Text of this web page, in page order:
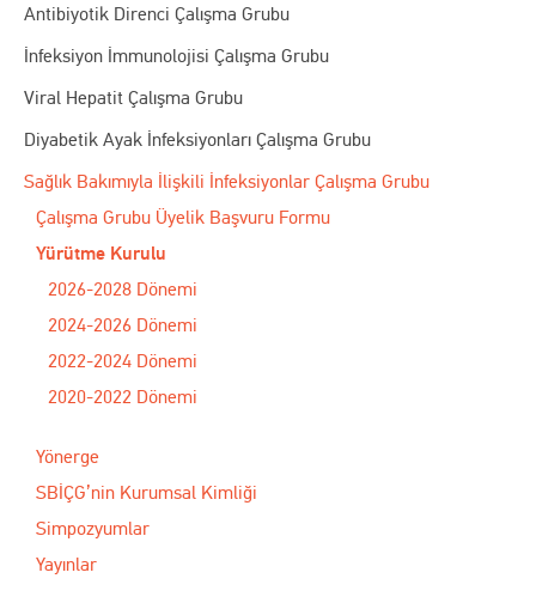
Antibiyotik Direnci Çalışma Grubu
İnfeksiyon İmmunolojisi Çalışma Grubu
Viral Hepatit Çalışma Grubu
Diyabetik Ayak İnfeksiyonları Çalışma Grubu
Sağlık Bakımıyla İlişkili İnfeksiyonlar Çalışma Grubu
Çalışma Grubu Üyelik Başvuru Formu
Yürütme Kurulu
2026-2028 Dönemi
2024-2026 Dönemi
2022-2024 Dönemi
2020-2022 Dönemi
Yönerge
SBİÇG’nin Kurumsal Kimliği
Simpozyumlar
Yayınlar